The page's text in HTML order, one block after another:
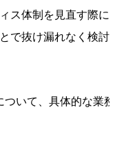
ス体制を見直す際に
で抜け漏れなく検討
いて、具体的な業務